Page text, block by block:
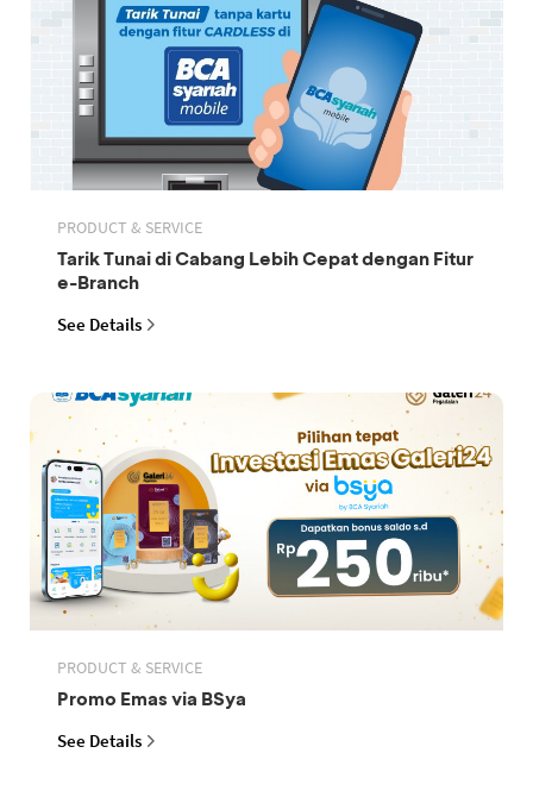
PRODUCT & SERVICE
Tarik Tunai di Cabang Lebih Cepat dengan Fitur
e-Branch
See Details
PRODUCT & SERVICE
Promo Emas via BSya
See Details